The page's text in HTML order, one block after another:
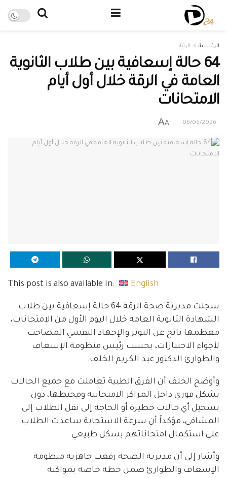
الرئيسية الرقة
64 حالة إسعافية بين طلاب الثانوية
العامة في الرقة خلال أول أيام
الامتحانات
06/06/2026
A
A
This post is also available in: English
سجلت مديرية صحة الرقة 64 حالة إسعافية بين طلاب
الشهادة الثانوية العامة خلال اليوم الأول من الامتحانات،
معظمها ناتج عن التوتر والإجهاد النفسي المصاحب
لأجواء الاختبارات، بحسب رئيس منظومة الإسعاف
والطوارئ الدكتور عبد الكريم الخلف.
وأوضح الخلف أن الفرق الطبية تعاملت مع جميع الحالات
بشكل فوري داخل المراكز الامتحانية ومحيطها، دون
تسجيل أي حالات خطيرة أو الحاجة إلى نقل الطلاب إلى
المشافي، مؤكداً أن سرعة الاستجابة ساعدت الطلاب
على استكمال امتحاناتهم بشكل طبيعي.
وأشار إلى أن مديرية الصحة رفعت جاهزية منظومة
الإسعاف والطوارئ ضمن خطة خاصة بمواكبة